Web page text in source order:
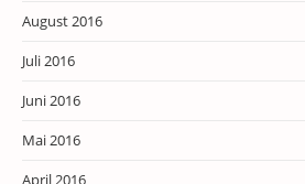
August 2016
Juli 2016
Juni 2016
Mai 2016
April 2016